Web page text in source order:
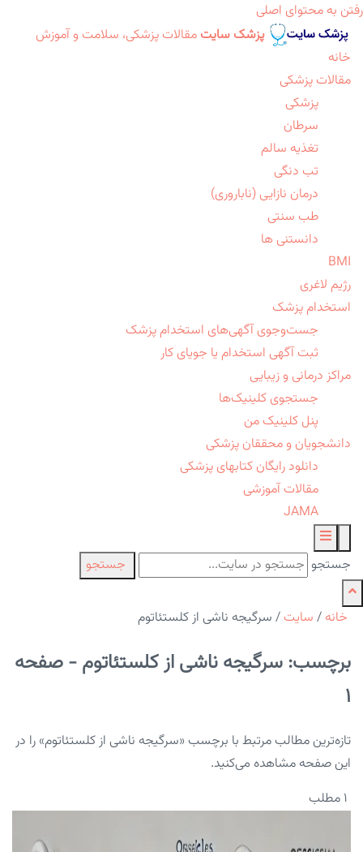
رفتن به محتوای اصلی
پزشک سایت مقالات پزشکی، سلامت و آموزش
خانه
مقالات پزشکی
پزشکی
سرطان
تغذیه سالم
تب دنگی
درمان نازایی (ناباروری)
طب سنتی
دانستنی ها
BMI
رژیم لاغری
استخدام پزشک
جست‌وجوی آگهی‌های استخدام پزشک
ثبت آگهی استخدام یا جویای کار
مراکز درمانی و زیبایی
جستجوی کلینیک‌ها
پنل کلینیک من
دانشجویان و محققان پزشکی
دانلود رایگان کتابهای پزشکی
مقالات آموزشی
JAMA
جستجو جستجو
خانه / سایت / سرگیجه ناشی از کلستئاتوم
برچسب: سرگیجه ناشی از کلستئاتوم - صفحه
1
تازه‌ترین مطالب مرتبط با برچسب «سرگیجه ناشی از کلستئاتوم» را در
این صفحه مشاهده می‌کنید.
۱ مطلب